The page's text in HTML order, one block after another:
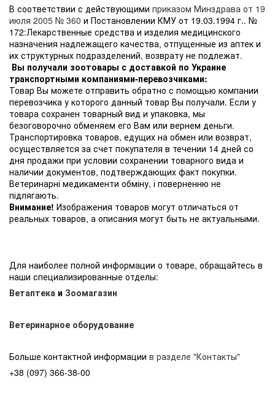
В соответствии с действующими приказом Минздрава от 19
июля 2005 № 360 и Постановлении КМУ от 19.03.1994 г.. №
172:Лекарственные средства и изделия медицинского
назначения надлежащего качества, отпущенные из аптек и
их структурных подразделений, возврату не подлежат.
Вы получали зоотовары с доставкой по Украине
транспортными компаниями-перевозчиками:
Товар Вы можете отправить обратно с помощью компании
перевозчика у которого данный товар Вы получали. Если у
товара сохранен товарный вид и упаковка, мы
безоговорочно обменяем его Вам или вернем деньги.
Транспортировка товаров, едущих на обмен или возврат,
осуществляется за счет покупателя в течении 14 дней со
дня продажи при условии сохранении товарного вида и
наличии документов, подтверждающих факт покупки.
Ветеринарні медикаменти обміну, і поверненню не
підлягають.
Внимание! Изображения товаров могут отличаться от
реальных товаров, а описания могут быть не актуальными.
Для наиболее полной информации о товаре, обращайтесь в
наши специализированные отделы:
Ветаптека и Зоомагазин
Ветеринарное оборудование
Больше контактной информации в разделе "Контакты"
+38 (097) 366-38-00